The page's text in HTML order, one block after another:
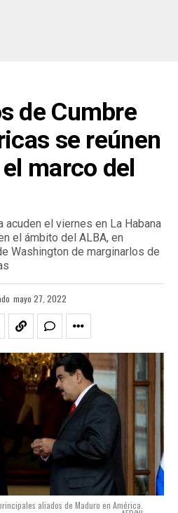
de Cumbre
se reúnen
marco del
acuden el viernes en La Habana
el ámbito del ALBA, en
Washington de marginarlos de
mayo 27, 2022
aliados de Maduro en América.